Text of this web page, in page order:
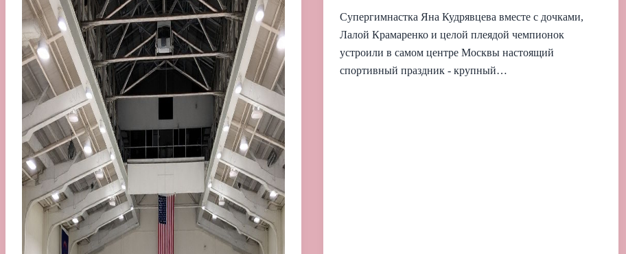
Супергимнастка Яна Кудрявцева вместе с дочками,
Лалой Крамаренко и целой плеядой чемпионок
устроили в самом центре Москвы настоящий
спортивный праздник - крупный…